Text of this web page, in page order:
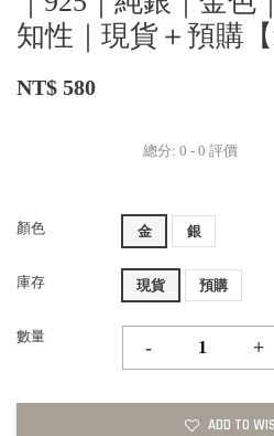
知性｜現貨＋預購【
NT$ 580
總分: 0 - 0 評價
顏色 金 銀
庫存 現貨 預購
數量
- +
ADD TO